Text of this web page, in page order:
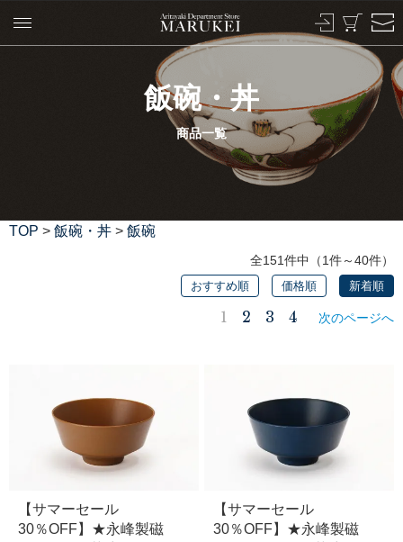
飯碗・丼
商品一覧
TOP > 飯碗・丼 > 飯碗
全151件中（1件～40件）
おすすめ順 価格順 新着順
1 2 3 4 次のページへ
【サマーセール
30％OFF】★永峰製磁
【サマーセール
30％OFF】★永峰製磁